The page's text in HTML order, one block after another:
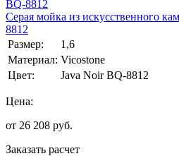
Серая мойка из искусственного
8812
Размер:
1,6
Материал: Vicostone
Цвет:
Java Noir BQ-8812
Цена:
от 26 208 руб.
Заказать расчет